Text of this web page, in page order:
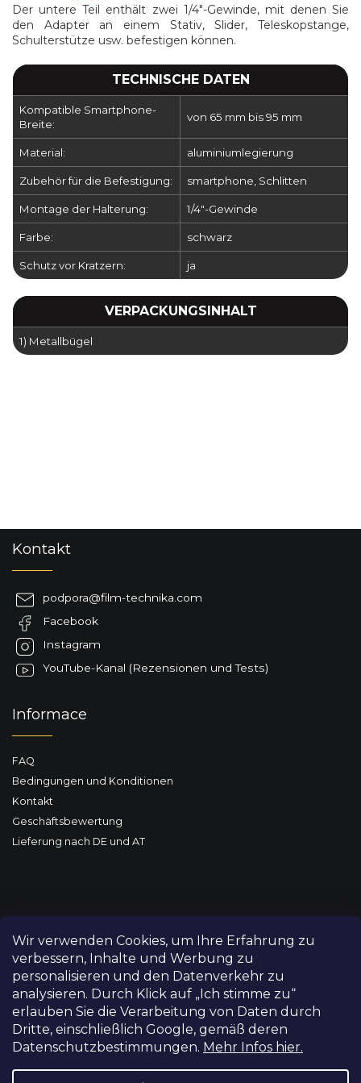
Wir verwenden Cookies, um Ihre Erfahrung zu
verbessern, Inhalte und Werbung zu
personalisieren und den Datenverkehr zu
analysieren. Durch Klick auf „Ich stimme zu“
erlauben Sie die Verarbeitung von Daten durch
Dritte, einschließlich Google, gemäß deren
Datenschutzbestimmungen. Mehr Infos hier.
Der untere Teil enthält zwei 1/4"-Gewinde, mit denen Sie
den Adapter an einem Stativ, Slider, Teleskopstange,
Schulterstütze usw. befestigen können.
TECHNISCHE DATEN
Kompatible Smartphone-
Breite:
von 65 mm bis 95 mm
Material: aluminiumlegierung
Zubehör für die Befestigung: smartphone, Schlitten
Montage der Halterung: 1/4"-Gewinde
Farbe: schwarz
Schutz vor Kratzern: ja
VERPACKUNGSINHALT
1) Metallbügel
Kontakt
podpora@film-technika.com
Facebook
Instagram
YouTube-Kanal (Rezensionen und Tests)
Informace
FAQ
Bedingungen und Konditionen
Kontakt
Geschäftsbewertung
Lieferung nach DE und AT
Copyright 2026FILM-TECHNIKA. Alle Rechte vorbehalten.
Cookie-Einstellungen ändern